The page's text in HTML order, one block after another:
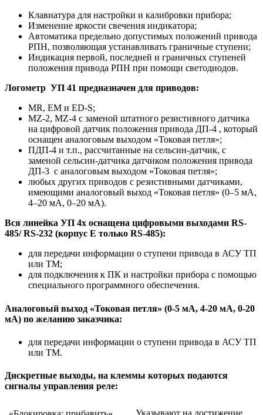
Клавиатура для настройки и калибровки прибора;
Изменение яркости свечения индикатора;
Автоматика предельно допустимых положений привода
РПН, позволяющая устанавливать граничные ступени;
Индикация первой, последней и граничных ступеней
положения привода РПН при помощи светодиодов.
Логометр УП 41 предназначен для приводов:
MR, EM и ED-S;
MZ-2, MZ-4 с заменой штатного резистивного датчика
на цифровой датчик положения привода ДП-4 , который
оснащен аналоговым выходом «Токовая петля»;
ПДП-4 и т.п., рассчитанные на сельсин-датчик, с
заменой сельсин-датчика датчиком положения привода
ДП-3 с аналоговым выходом «Токовая петля»;
любых других приводов с резистивными датчиками,
имеющими аналоговый выход «Токовая петля» (0–5 мА,
4–20 мА, 0–20 мА).
Вся линейка УП 4х оснащена цифровыми выходами RS-
485/ RS-232 (корпус Е только RS-485):
для передачи информации о ступени привода в АСУ ТП
или ТМ;
для подключения к ПК и настройки прибора с помощью
специального программного обеспечения.
Аналоговый выход «Токовая петля» (0-5 мА, 4-20 мА, 0-20
мА) по желанию заказчика:
для передачи информации о ступени привода в АСУ ТП
или ТМ.
Дискретные выходы, на клеммы которых подаются
сигналы управления реле: